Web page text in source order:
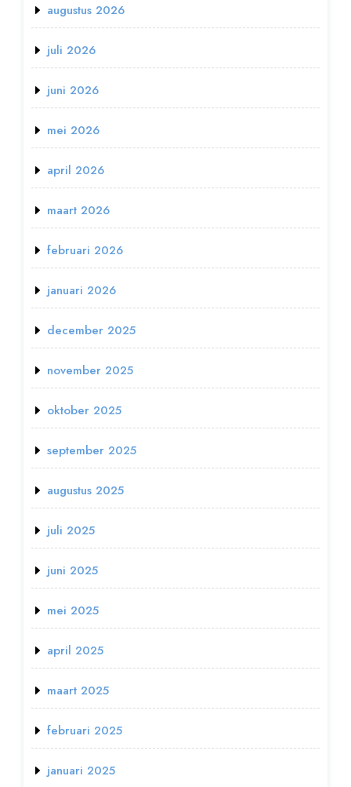
augustus 2026
juli 2026
juni 2026
mei 2026
april 2026
maart 2026
februari 2026
januari 2026
december 2025
november 2025
oktober 2025
september 2025
augustus 2025
juli 2025
juni 2025
mei 2025
april 2025
maart 2025
februari 2025
januari 2025